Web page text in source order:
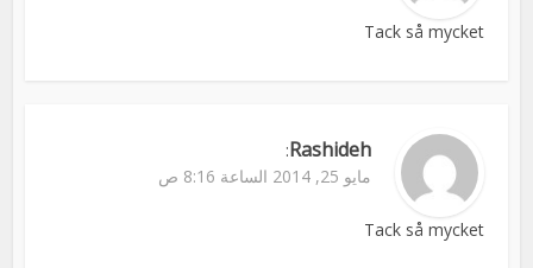
Tack så mycket
Rashideh
:
مايو 25, 2014 الساعة 8:16 ص
Tack så mycket